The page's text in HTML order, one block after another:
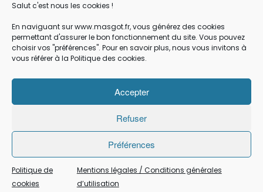
Salut c'est nous les cookies !
En naviguant sur www.masgot.fr, vous générez des cookies
permettant d'assurer le bon fonctionnement du site. Vous pouvez
choisir vos "préférences". Pour en savoir plus, nous vous invitons à
vous référer à la Politique des cookies.
Accepter
Refuser
Préférences
Politique de
cookies
Mentions légales / Conditions générales
d’utilisation
CONTACT
Association Loi 1901
Les Amis de la Pierre de Masgot
05.55.66.98.88 / masgot23@gmail.com
Mentions légales
Conditions générale de vente et de réservation en ligne
Politique des cookies
© 2026Village de Masgot·Propulsé par
·
Réalisé avec the